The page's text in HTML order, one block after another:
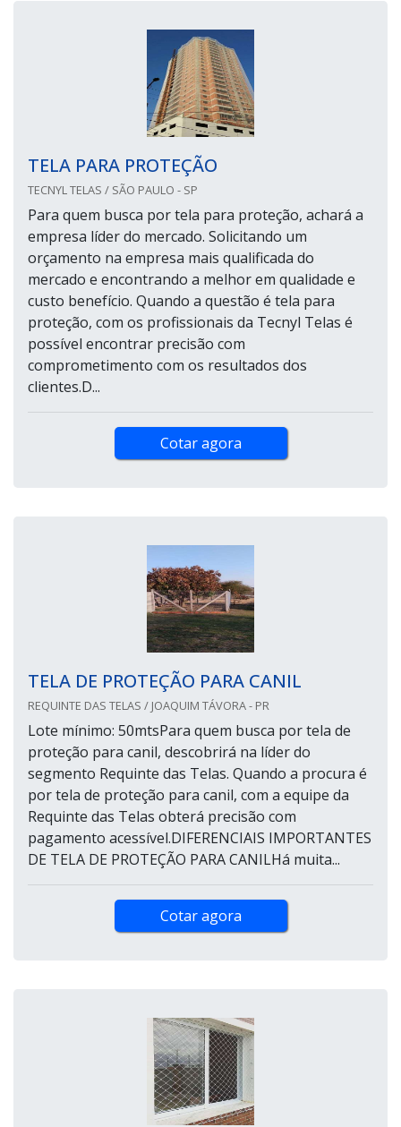
TELA PARA PROTEÇÃO
TECNYL TELAS / SÃO PAULO - SP
Para quem busca por tela para proteção, achará a
empresa líder do mercado. Solicitando um
orçamento na empresa mais qualificada do
mercado e encontrando a melhor em qualidade e
custo benefício. Quando a questão é tela para
proteção, com os profissionais da Tecnyl Telas é
possível encontrar precisão com
comprometimento com os resultados dos
clientes.D...
Cotar agora
TELA DE PROTEÇÃO PARA CANIL
REQUINTE DAS TELAS / JOAQUIM TÁVORA - PR
Lote mínimo: 50mtsPara quem busca por tela de
proteção para canil, descobrirá na líder do
segmento Requinte das Telas. Quando a procura é
por tela de proteção para canil, com a equipe da
Requinte das Telas obterá precisão com
pagamento acessível.DIFERENCIAIS IMPORTANTES
DE TELA DE PROTEÇÃO PARA CANILHá muita...
Cotar agora